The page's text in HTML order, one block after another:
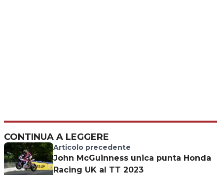
CONTINUA A LEGGERE
Articolo precedente
John McGuinness unica punta Honda
Racing UK al TT 2023